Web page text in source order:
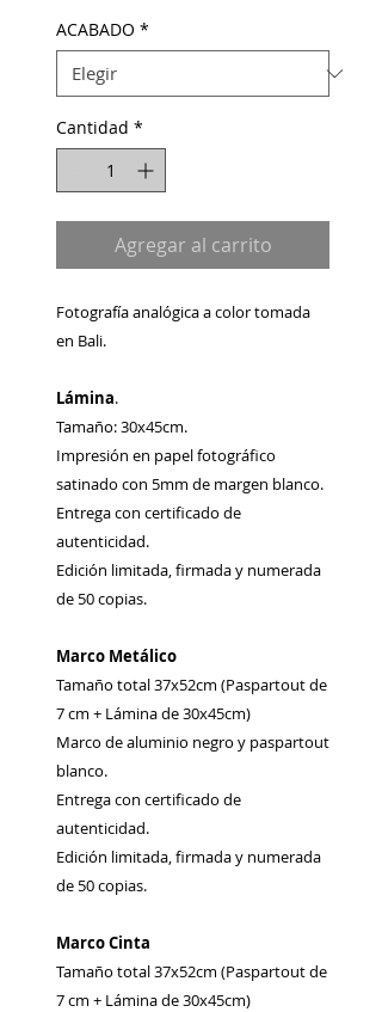
ACABADO *
Cantidad *
Agregar al carrito
Fotografía analógica a color tomada
en Bali.
Lámina.
Tamaño: 30x45cm.
Impresión en papel fotográfico
satinado con 5mm de margen blanco.
Entrega con certificado de
autenticidad.
Edición limitada, firmada y numerada
de 50 copias.
Marco Metálico
Tamaño total 37x52cm (Paspartout de
7 cm + Lámina de 30x45cm)
Marco de aluminio negro y paspartout
blanco.
Entrega con certificado de
autenticidad.
Edición limitada, firmada y numerada
de 50 copias.
Marco Cinta
Tamaño total 37x52cm (Paspartout de
7 cm + Lámina de 30x45cm)